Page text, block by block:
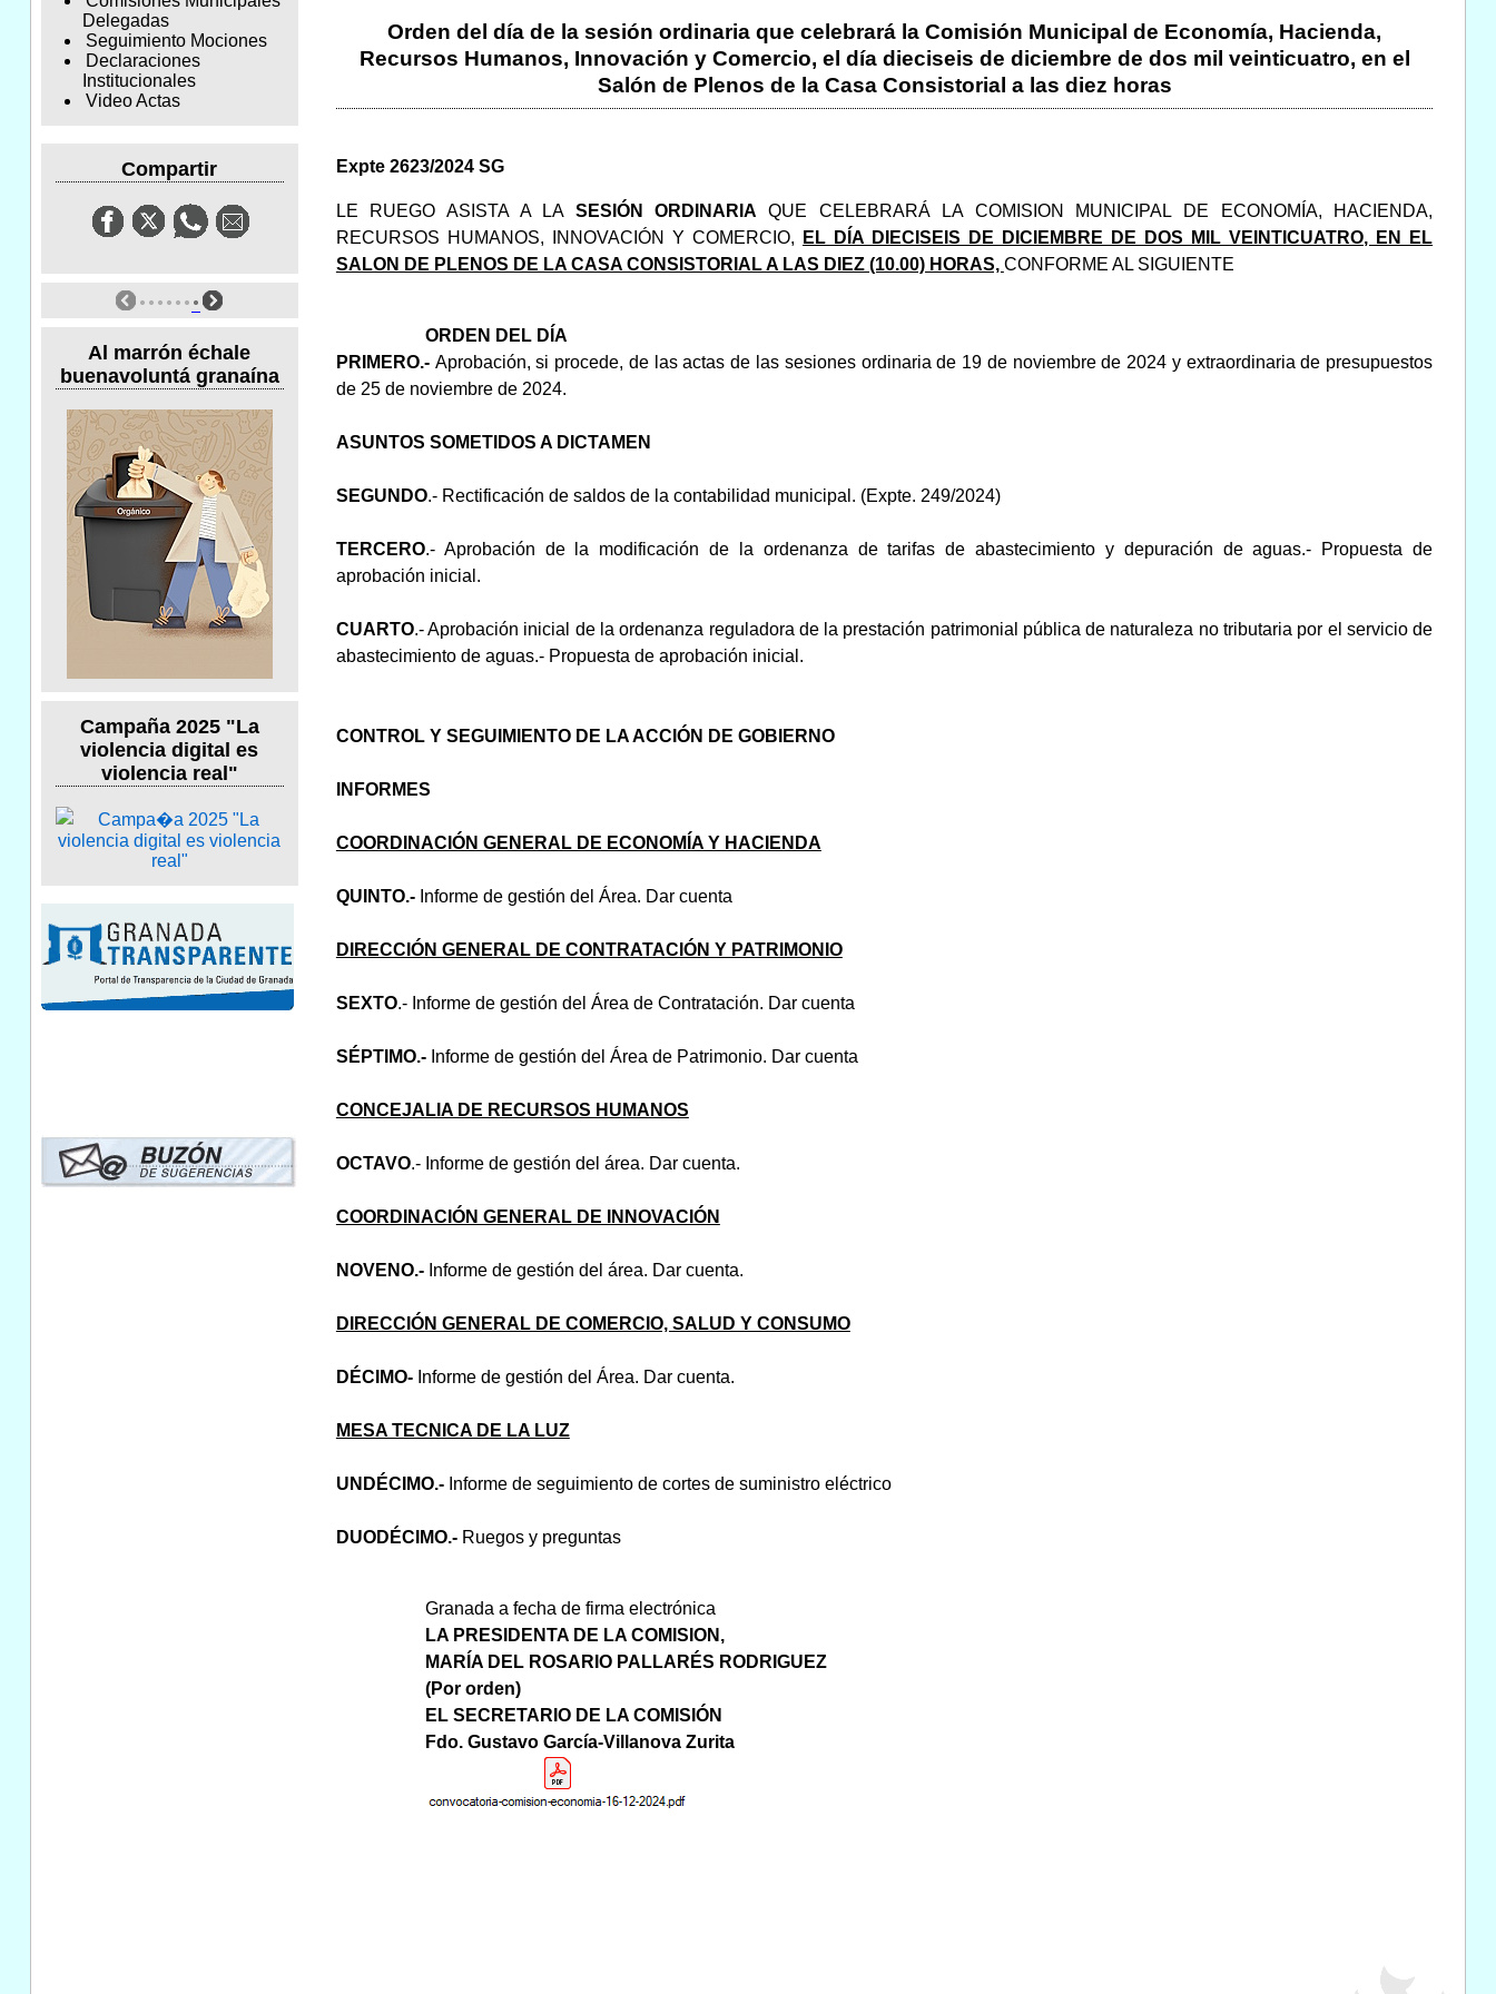
Delegadas
Seguimiento Mociones
Declaraciones
Institucionales
Video Actas
Compartir
Al marrón échale
buenavoluntá granaína
Campaña 2025 "La
violencia digital es
violencia real"
Orden del día de la sesión ordinaria que celebrará la Comisión Municipal de Economía, Hacienda,
Recursos Humanos, Innovación y Comercio, el día dieciseis de diciembre de dos mil veinticuatro, en el
Salón de Plenos de la Casa Consistorial a las diez horas
Expte 2623/2024 SG
LE RUEGO ASISTA A LA SESIÓN ORDINARIAQUE CELEBRARÁ LA COMISION MUNICIPAL DE ECONOMÍA, HACIENDA,
RECURSOS HUMANOS, INNOVACIÓN Y COMERCIO,
EL DÍA DIECISEIS DE DICIEMBRE DE DOS MIL VEINTICUATRO, EN EL
SALON DE PLENOS DE LA CASA CONSISTORIAL A LAS DIEZ (10.00) HORAS, CONFORME AL SIGUIENTE
ORDEN DEL DÍA
PRIMERO.- Aprobación, si procede, de las actas de las sesiones ordinaria de 19 de noviembre de 2024 y extraordinaria de presupuestos
de 25 de noviembre de 2024.
ASUNTOS SOMETIDOS A DICTAMEN
SEGUNDO.- Rectificación de saldos de la contabilidad municipal. (Expte. 249/2024)
TERCERO.- Aprobación de la modificación de la ordenanza de tarifas de abastecimiento y depuración de aguas.- Propuesta de
aprobación inicial.
CUARTO.- Aprobación inicial de la ordenanza reguladora de la prestación patrimonial pública de naturaleza no tributaria por el servicio de
abastecimiento de aguas.- Propuesta de aprobación inicial.
CONTROL Y SEGUIMIENTO DE LA ACCIÓN DE GOBIERNO
INFORMES
COORDINACIÓN GENERAL DE ECONOMÍA Y HACIENDA
QUINTO.-Informe de gestión del Área. Dar cuenta
DIRECCIÓN GENERAL DE CONTRATACIÓN Y PATRIMONIO
SEXTO.- Informe de gestión del Área de Contratación. Dar cuenta
SÉPTIMO.- Informe de gestión del Área de Patrimonio. Dar cuenta
CONCEJALIA DE RECURSOS HUMANOS
OCTAVO.- Informe de gestión del área. Dar cuenta.
COORDINACIÓN GENERAL DE INNOVACIÓN
NOVENO.-Informe de gestión del área. Dar cuenta.
DIRECCIÓN GENERAL DE COMERCIO, SALUD Y CONSUMO
DÉCIMO- Informe de gestión del Área. Dar cuenta.
MESA TECNICA DE LA LUZ
UNDÉCIMO.- Informe de seguimiento de cortes de suministro eléctrico
DUODÉCIMO.-Ruegos y preguntas
Granada a fecha de firma electrónica
LA PRESIDENTA DE LA COMISION,
MARÍA DEL ROSARIO PALLARÉS RODRIGUEZ
(Por orden)
EL SECRETARIO DE LA COMISIÓN
Fdo. Gustavo García-Villanova Zurita